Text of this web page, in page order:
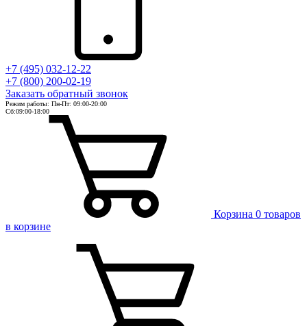
+7 (495) 032-12-22
+7 (800) 200-02-19
Заказать обратный звонок
Режим работы: Пн-Пт: 09:00-20:00
Сб:09:00-18:00
Корзина 0 товаров
в корзине